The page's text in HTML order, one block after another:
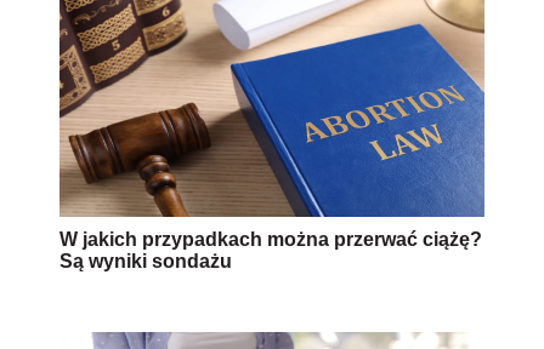
W jakich przypadkach można przerwać ciążę?
Są wyniki sondażu